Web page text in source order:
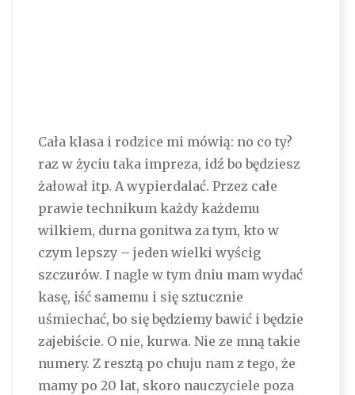
Cała klasa i rodzice mi mówią: no co ty?
raz w życiu taka impreza, idź bo będziesz
żałował itp. A wypierdalać. Przez całe
prawie technikum każdy każdemu
wilkiem, durna gonitwa za tym, kto w
czym lepszy – jeden wielki wyścig
szczurów. I nagle w tym dniu mam wydać
kasę, iść samemu i się sztucznie
uśmiechać, bo się będziemy bawić i będzie
zajebiście. O nie, kurwa. Nie ze mną takie
numery. Z resztą po chuju nam z tego, że
mamy po 20 lat, skoro nauczyciele poza